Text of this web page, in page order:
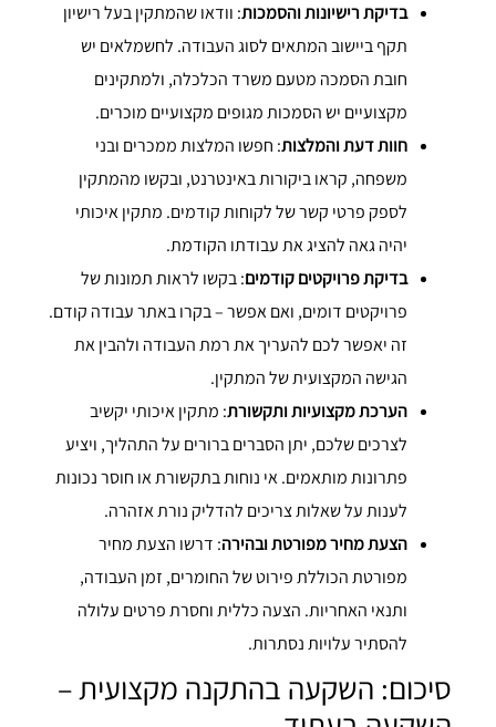
בדיקת רישיונות והסמכות: וודאו שהמתקין בעל רישיון
תקף ביישוב המתאים לסוג העבודה. לחשמלאים יש
חובת הסמכה מטעם משרד הכלכלה, ולמתקינים
מקצועיים יש הסמכות מגופים מקצועיים מוכרים.
חוות דעת והמלצות: חפשו המלצות ממכרים ובני
משפחה, קראו ביקורות באינטרנט, ובקשו מהמתקין
לספק פרטי קשר של לקוחות קודמים. מתקין איכותי
יהיה גאה להציג את עבודתו הקודמת.
בדיקת פרויקטים קודמים: בקשו לראות תמונות של
פרויקטים דומים, ואם אפשר – בקרו באתר עבודה קודם.
זה יאפשר לכם להעריך את רמת העבודה ולהבין את
הגישה המקצועית של המתקין.
הערכת מקצועיות ותקשורת: מתקין איכותי יקשיב
לצרכים שלכם, יתן הסברים ברורים על התהליך, ויציע
פתרונות מותאמים. אי נוחות בתקשורת או חוסר נכונות
לענות על שאלות צריכים להדליק נורת אזהרה.
הצעת מחיר מפורטת ובהירה: דרשו הצעת מחיר
מפורטת הכוללת פירוט של החומרים, זמן העבודה,
ותנאי האחריות. הצעה כללית וחסרת פרטים עלולה
להסתיר עלויות נסתרות.
סיכום: השקעה בהתקנה מקצועית –